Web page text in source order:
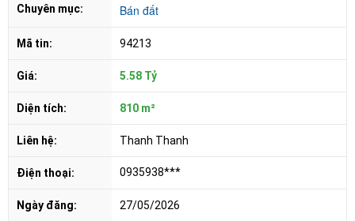
Chuyên mục: Bán đất
Mã tin: 94213
Giá: 5.58 Tỷ
Diện tích: 810 m²
Liên hệ: Thanh Thanh
Điện thoại: 0935938***
Ngày đăng: 27/05/2026